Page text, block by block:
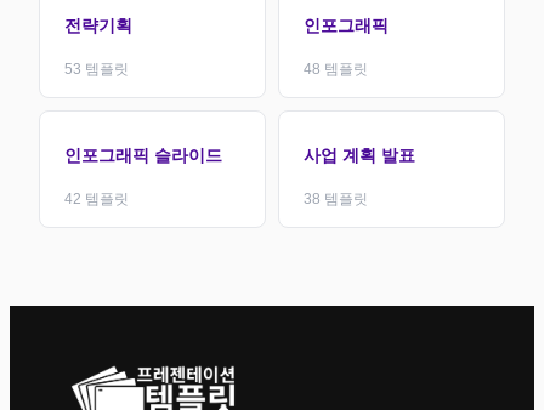
전략기획
53 템플릿
인포그래픽
48 템플릿
인포그래픽 슬라이드
42 템플릿
사업 계획 발표
38 템플릿